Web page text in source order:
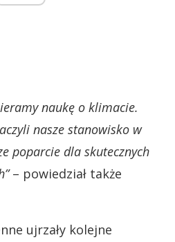
naukę o klimacie.
nasze stanowisko w
poparcie dla skutecznych
– powiedział także
ujrzały kolejne